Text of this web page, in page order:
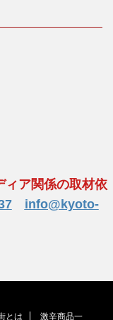
ィア関係の取材依
info@kyoto-
とは 激辛商品一